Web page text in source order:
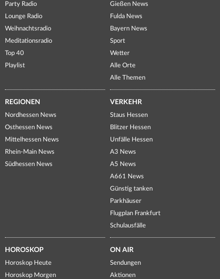
Party Radio
Lounge Radio
Weihnachtsradio
Meditationsradio
Top 40
Playlist
Gießen News
Fulda News
Bayern News
Sport
Wetter
Alle Orte
Alle Themen
REGIONEN
Nordhessen News
Osthessen News
Mittelhessen News
Rhein-Main News
Südhessen News
VERKEHR
Staus Hessen
Blitzer Hessen
Unfälle Hessen
A3 News
A5 News
A661 News
Günstig tanken
Parkhäuser
Flugplan Frankfurt
Schulausfälle
HOROSKOP
Horoskop Heute
Horoskop Morgen
ON AIR
Sendungen
Aktionen